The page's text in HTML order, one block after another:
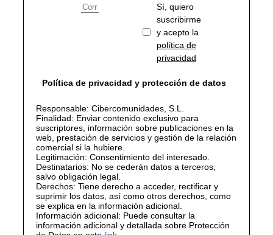
Sí, quiero
suscribirme
y acepto la
política de
privacidad
Política de privacidad y protección de datos
Responsable: Cibercomunidades, S.L.
Finalidad: Enviar contenido exclusivo para
suscriptores, información sobre publicaciones en la
web, prestación de servicios y gestión de la relación
comercial si la hubiere.
Legitimación: Consentimiento del interesado.
Destinatarios: No se cederán datos a terceros,
salvo obligación legal.
Derechos: Tiene derecho a acceder, rectificar y
suprimir los datos, así como otros derechos, como
se explica en la información adicional.
Información adicional: Puede consultar la
información adicional y detallada sobre Protección